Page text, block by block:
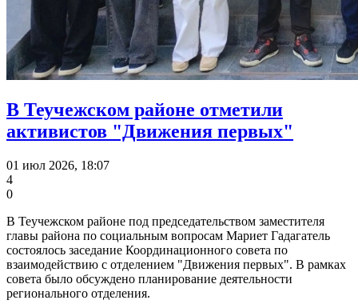
В Теучежском районе отметили
активистов "Движения первых"
01 июл 2026, 18:07
4
0
В Теучежском районе под председательством заместителя
главы района по социальным вопросам Мариет Гадагатель
состоялось заседание Координационного совета по
взаимодействию с отделением "Движения первых". В рамках
совета было обсуждено планирование деятельности
регионального отделения.